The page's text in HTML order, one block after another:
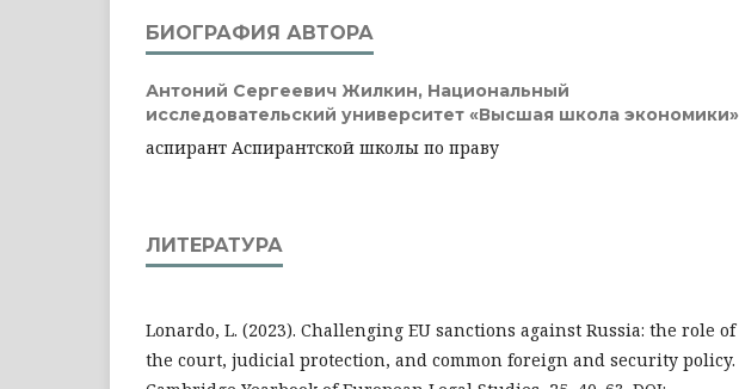
БИОГРАФИЯ АВТОРА
Антоний Сергеевич Жилкин, Национальный
исследовательский университет «Высшая школа экономики»
аспирант Аспирантской школы по праву
ЛИТЕРАТУРА
Lonardo, L. (2023). Challenging EU sanctions against Russia: the role of
the court, judicial protection, and common foreign and security policy.